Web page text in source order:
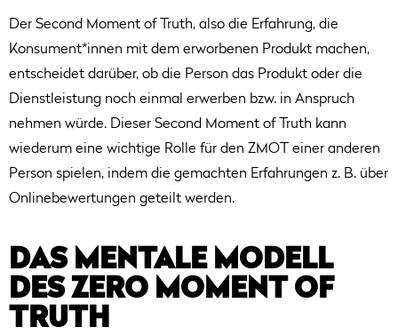
Der Second Moment of Truth, also die Erfahrung, die
Konsument*innen mit dem erworbenen Produkt machen,
entscheidet darüber, ob die Person das Produkt oder die
Dienstleistung noch einmal erwerben bzw. in Anspruch
nehmen würde. Dieser Second Moment of Truth kann
wiederum eine wichtige Rolle für den ZMOT einer anderen
Person spielen, indem die gemachten Erfahrungen z. B. über
Onlinebewertungen geteilt werden.
DAS MENTALE MODELL
DES ZERO MOMENT OF
TRUTH